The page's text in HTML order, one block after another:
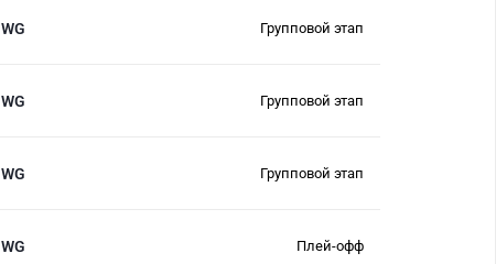
WG Групповой этап
WG Групповой этап
WG Групповой этап
WG Плей-офф